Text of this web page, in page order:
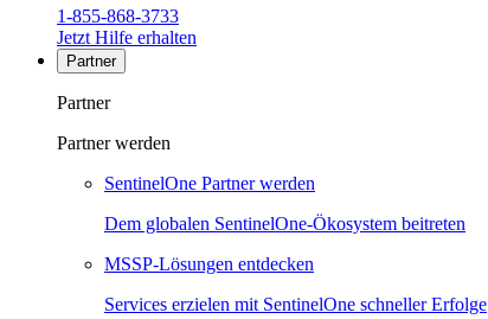
1-855-868-3733
Jetzt Hilfe erhalten
Partner
Partner
Partner werden
SentinelOne Partner werden
Dem globalen SentinelOne-Ökosystem beitreten
MSSP-Lösungen entdecken
Services erzielen mit SentinelOne schneller Erfolge